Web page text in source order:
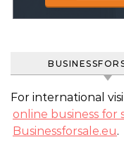
For international
online business for
Businessforsale.eu.